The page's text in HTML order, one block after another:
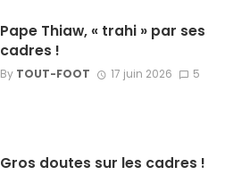
Pape Thiaw, « trahi » par ses
cadres !
By TOUT-FOOT 17 juin 2026 5
Gros doutes sur les cadres !